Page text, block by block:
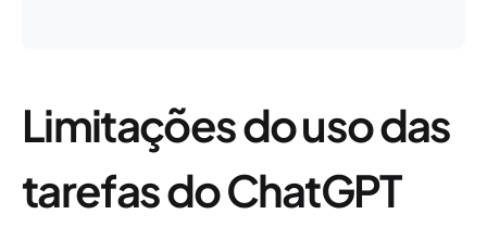
Limitações do uso das
tarefas do ChatGPT